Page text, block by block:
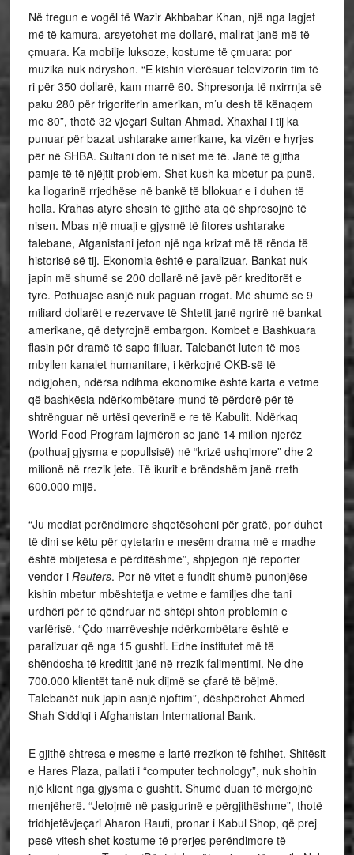
Në tregun e vogël të Wazir Akhbabar Khan, një nga lagjet
më të kamura, arsyetohet me dollarë, mallrat janë më të
çmuara. Ka mobilje luksoze, kostume të çmuara: por
muzika nuk ndryshon. “E kishin vlerësuar televizorin tim të
ri për 350 dollarë, kam marrë 60. Shpresonja të nxirrnja së
paku 280 për frigoriferin amerikan, m’u desh të kënaqem
me 80”, thotë 32 vjeçari Sultan Ahmad. Xhaxhai i tij ka
punuar për bazat ushtarake amerikane, ka vizën e hyrjes
për në SHBA. Sultani don të niset me të. Janë të gjitha
pamje të të njëjtit problem. Shet kush ka mbetur pa punë,
ka llogarinë rrjedhëse në bankë të bllokuar e i duhen të
holla. Krahas atyre shesin të gjithë ata që shpresojnë të
nisen. Mbas një muaji e gjysmë të fitores ushtarake
talebane, Afganistani jeton një nga krizat më të rënda të
historisë së tij. Ekonomia është e paralizuar. Bankat nuk
japin më shumë se 200 dollarë në javë për kreditorët e
tyre. Pothuajse asnjë nuk paguan rrogat. Më shumë se 9
miliard dollarët e rezervave të Shtetit janë ngrirë në bankat
amerikane, që detyrojnë embargon. Kombet e Bashkuara
flasin për dramë të sapo filluar. Talebanët luten të mos
mbyllen kanalet humanitare, i kërkojnë OKB-së të
ndigjohen, ndërsa ndihma ekonomike është karta e vetme
që bashkësia ndërkombëtare mund të përdorë për të
shtrënguar në urtësi qeverinë e re të Kabulit. Ndërkaq
World Food Program lajmëron se janë 14 milion njerëz
(pothuaj gjysma e popullsisë) në “krizë ushqimore” dhe 2
milionë në rrezik jete. Të ikurit e brëndshëm janë rreth
600.000 mijë.
“Ju mediat perëndimore shqetësoheni për gratë, por duhet
të dini se këtu për qytetarin e mesëm drama më e madhe
është mbijetesa e përditëshme”, shpjegon një reporter
vendor i Reuters. Por në vitet e fundit shumë punonjëse
kishin mbetur mbështetja e vetme e familjes dhe tani
urdhëri për të qëndruar në shtëpi shton problemin e
varfërisë. “Çdo marrëveshje ndërkombëtare është e
paralizuar që nga 15 gushti. Edhe institutet më të
shëndosha të kreditit janë në rrezik falimentimi. Ne dhe
700.000 klientët tanë nuk dijmë se çfarë të bëjmë.
Talebanët nuk japin asnjë njoftim”, dëshpërohet Ahmed
Shah Siddiqi i Afghanistan International Bank.
E gjithë shtresa e mesme e lartë rrezikon të fshihet. Shitësit
e Hares Plaza, pallati i “computer technology”, nuk shohin
një klient nga gjysma e gushtit. Shumë duan të mërgojnë
menjëherë. “Jetojmë në pasigurinë e përgjithëshme”, thotë
tridhjetëvjeçari Aharon Raufi, pronar i Kabul Shop, që prej
pesë vitesh shet kostume të prerjes perëndimore të